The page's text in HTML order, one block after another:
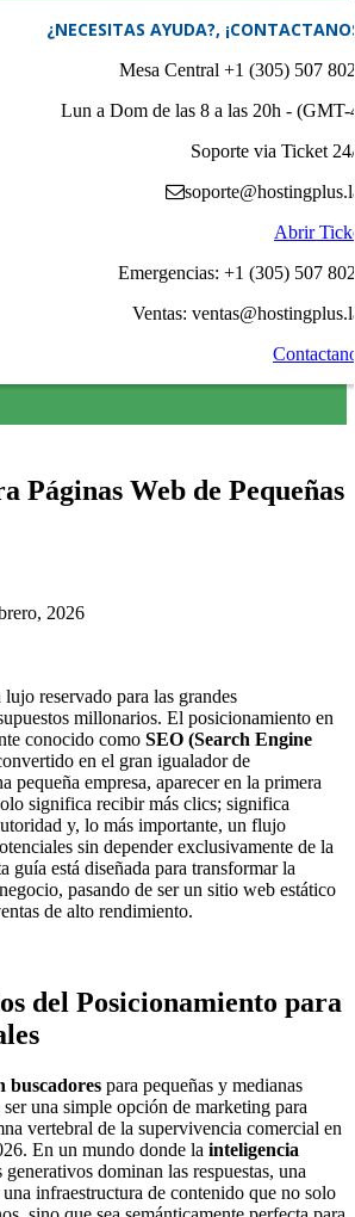
¿NECESITAS AYUDA?,
Mesa Central +1 (305) 507
Lun a Dom de las 8 a las 20h - (GMT-
Soporte via Ticket
Abrir
Emergencias: +1 (305) 507
Ventas:
Páginas Web de Pequeñas
2026
reservado para las grandes
millonarios. El posicionamiento en
conocido como SEO (Search Engine
en el gran igualador de
pequeña empresa, aparecer en la primera
significa recibir más clics; significa
y, lo más importante, un flujo
sin depender exclusivamente de la
guía está diseñada para transformar la
pasando de ser un sitio web estático
de alto rendimiento.
del Posicionamiento para
buscadores para pequeñas y medianas
ser una simple opción de marketing para
vertebral de la supervivencia comercial en
En un mundo donde la inteligencia
dominan las respuestas, una
infraestructura de contenido que no solo